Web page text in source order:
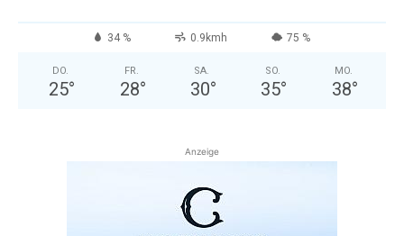
34 % 0.9kmh 75 %
DO.
25°
FR.
28°
SA.
30°
SO.
35°
MO.
38°
Anzeige